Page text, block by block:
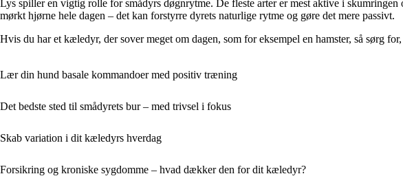
Lys spiller en vigtig rolle for smådyrs døgnrytme. De fleste arter er mest aktive i
mørkt hjørne hele dagen – det kan forstyrre dyrets naturlige rytme og gøre det mere passivt.
Hvis du har et kæledyr, der sover meget om dagen, som for eksempel en hamster, så sørg
Lær din hund basale kommandoer med positiv træning
Det bedste sted til smådyrets bur – med trivsel i fokus
Skab variation i dit kæledyrs hverdag
Forsikring og kroniske sygdomme – hvad dækker den for dit kæledyr?